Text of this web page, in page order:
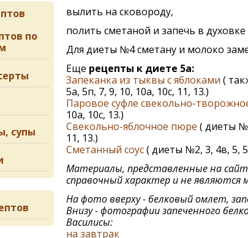
вылить на сковороду,
полить сметаной и запечь в духовке
Для диеты №4 сметану и молоко
Еще рецепты к диете 5а:
Запеканка из тыквы с яблоками (
5а, 5п, 7, 9, 10, 10а, 10с, 11, 13.)
Паровое суфле свекольно-
10а, 10с, 13.)
Свекольно-яблочное пюре ( диеты
11, 13.)
Сметанный соус( диеты №2, 3, 4в, 5,
Материалы, представленные на
справочный характер и не являются
На фото вверху - белковый омлет,
Внизу - фотографии запеченного
Василисы:
на завтрак
по
супы